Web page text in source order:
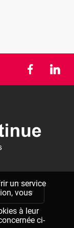
un service
vous
à leur
ci-